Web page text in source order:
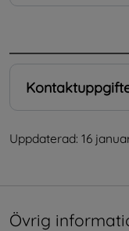
Uppdaterad: 16
Övrig